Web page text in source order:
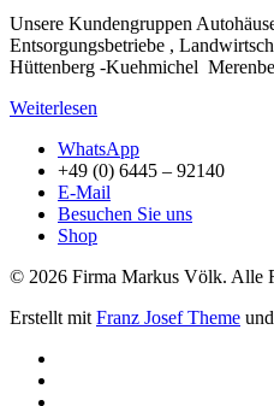
Unsere Kundengruppen
Entsorgungsbetriebe ,
Hüttenberg -Kuehmichel
Weiterlesen
WhatsApp
+49 (0) 6445 – 92140
E-Mail
Besuchen Sie uns
Shop
© 2026 Firma Markus Völk. Alle
Erstellt mit Franz Josef Theme